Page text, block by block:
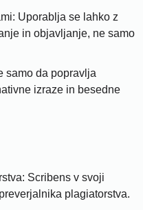
Uporablja se lahko z
in objavljanje, ne samo
samo da popravlja
izraze in besedne
Scribens v svoji
plagiatorstva.